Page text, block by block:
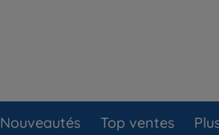
Nouveautés Top ventes